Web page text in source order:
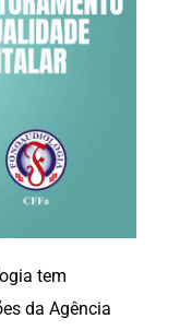
tem
da Agência